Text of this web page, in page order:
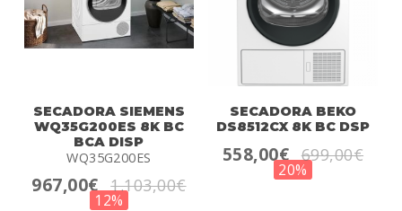
SECADORA SIEMENS
WQ35G200ES 8K BC
BCA DISP
WQ35G200ES
967,00€ 1.103,00€
12%
SECADORA BEKO
DS8512CX 8K BC DSP
558,00€ 699,00€
20%